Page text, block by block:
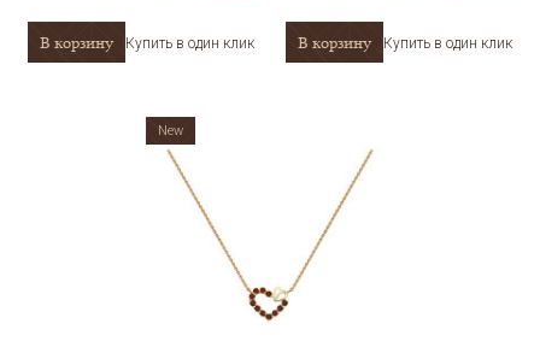
В корзину Купить в один клик В корзину Купить в один клик
New